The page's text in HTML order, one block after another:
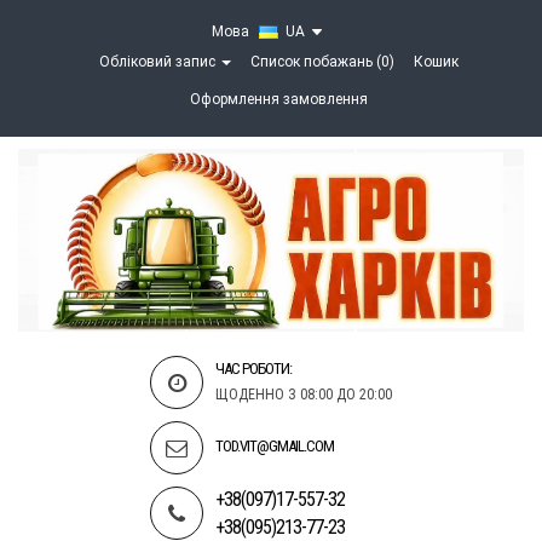
Мова
UA
Обліковий запис
Список побажань (0) Кошик
Оформлення замовлення
ЧАС РОБОТИ:
ЩОДЕННО З 08:00 ДО 20:00
TOD.VIT@GMAIL.COM
+38(097)17-557-32
+38(095)213-77-23